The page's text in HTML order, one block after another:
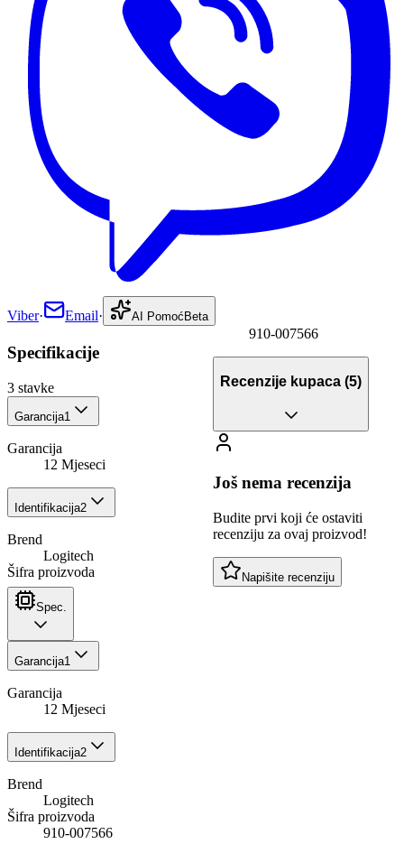
Viber· Email· AI Pomoć Beta
Specifikacije
3 stavke
Garancija1
Garancija
12 Mjeseci
Identifikacija2
Brend
Logitech
Šifra proizvoda
910-007566
Recenzije kupaca (5)
Još nema recenzija
Budite prvi koji će ostaviti
recenziju za ovaj proizvod!
Napišite recenziju
Spec.
Garancija1
Garancija
12 Mjeseci
Identifikacija2
Brend
Logitech
Šifra proizvoda
910-007566